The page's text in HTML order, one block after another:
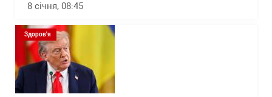
8 січня, 08:45
Здоров'я